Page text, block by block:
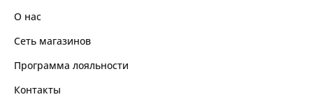
О нас
Сеть магазинов
Программа лояльности
Контакты